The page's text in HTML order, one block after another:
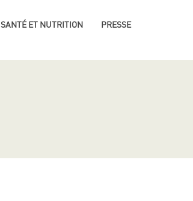
SANTÉ ET NUTRITION PRESSE